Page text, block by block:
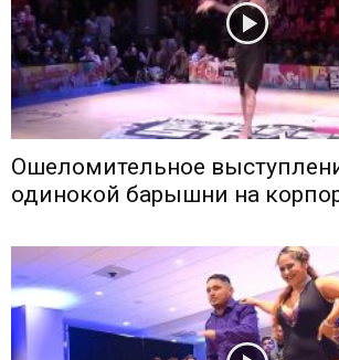
Ошеломительное
одинокой барышни на